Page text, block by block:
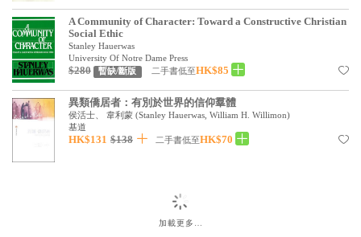
A Community of Character: Toward a Constructive Christian
Social Ethic
Stanley Hauerwas
University Of Notre Dame Press
$280 暫缺/斷版 二手書低至HK$85
異類僑居者：有別於世界的信仰羣體
侯活士、 韋利蒙 (Stanley Hauerwas, William H. Willimon)
基道
HK$131 $138 二手書低至HK$70
加載更多…